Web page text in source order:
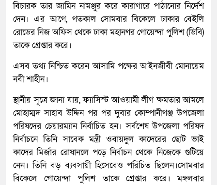
বিচারক তার জামিন নামঞ্জুর করে কারাগারে পাঠানোর নির্দেশ
দেন। এর আগে, গতকাল সোমবার বিকেলে ঢাকার বেইলি
রোডের নিজ অফিস থেকে ঢাকা মহানগর গোয়েন্দা পুলিশ (ডিবি)
তাকে গ্রেপ্তার করে।
এসব তথ্য নিশ্চিত করেন আসামি পক্ষের আইনজীবী মোনায়েম
নবী শাহীন।
স্থানীয় সূত্রে জানা যায়, ফ্যাসিস্ট আওয়ামী লীগ ক্ষমতার আমলে
মোহাম্মদ সাহাব উদ্দিন পর পর দুবার কোম্পানীগঞ্জ উপজেলা
পরিষদের চেয়ারম্যান নির্বাচিত হন। সর্বশেষ উপজেলা পরিষদ
নির্বাচনে তিনি সাবেক মন্ত্রী ওবায়দুল কাদেরের ছোট ভাই
কাদের মির্জার রোষানলে পড়ে নির্বাচন থেকে নিজেকে গুটিয়ে
নেন। তিনি বড় ব্যবসায়ী হিসেবেও পরিচিত ছিলেন।সোমবার
বিকেলে গোয়েন্দা পুলিশ তাকে গ্রেপ্তার করে। মঙ্গলবার